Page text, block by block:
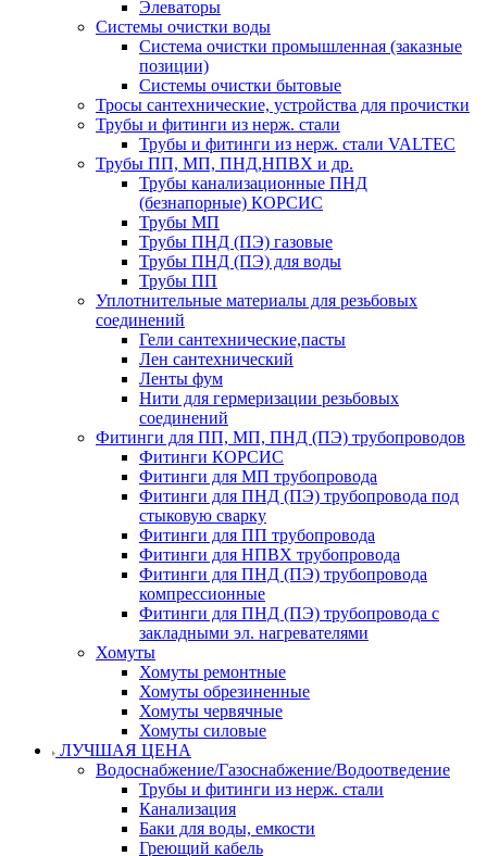
Элеваторы
Системы очистки воды
Система очистки промышленная (заказные
позиции)
Системы очистки бытовые
Тросы сантехнические, устройства для прочистки
Трубы и фитинги из нерж. стали
Трубы и фитинги из нерж. стали VALTEC
Трубы ПП, МП, ПНД,НПВХ и др.
Трубы канализационные ПНД
(безнапорные) КОРСИС
Трубы МП
Трубы ПНД (ПЭ) газовые
Трубы ПНД (ПЭ) для воды
Трубы ПП
Уплотнительные материалы для резьбовых
соединений
Гели сантехнические,пасты
Лен сантехнический
Ленты фум
Нити для гермеризации резьбовых
соединений
Фитинги для ПП, МП, ПНД (ПЭ) трубопроводов
Фитинги КОРСИС
Фитинги для МП трубопровода
Фитинги для ПНД (ПЭ) трубопровода под
стыковую сварку
Фитинги для ПП трубопровода
Фитинги для НПВХ трубопровода
Фитинги для ПНД (ПЭ) трубопровода
компрессионные
Фитинги для ПНД (ПЭ) трубопровода с
закладными эл. нагревателями
Хомуты
Хомуты ремонтные
Хомуты обрезиненные
Хомуты червячные
Хомуты силовые
ЛУЧШАЯ ЦЕНА
Водоснабжение/Газоснабжение/Водоотведение
Трубы и фитинги из нерж. стали
Канализация
Баки для воды, емкости
Греющий кабель